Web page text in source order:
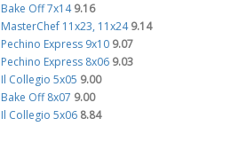
Bake Off 7x14 9.16
MasterChef 11x23, 11x24 9.14
Pechino Express 9x10 9.07
Pechino Express 8x06 9.03
Il Collegio 5x05 9.00
Bake Off 8x07 9.00
Il Collegio 5x06 8.84